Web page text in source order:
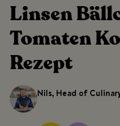
Linsen
Tomaten
Rezept
Nils, Head of